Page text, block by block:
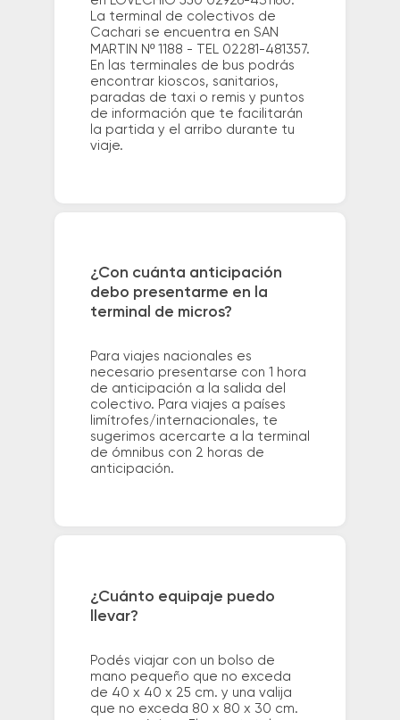
La terminal de colectivos de
Cachari se encuentra en SAN
MARTIN Nº 1188 - TEL 02281-481357.
En las terminales de bus podrás
encontrar kioscos, sanitarios,
paradas de taxi o remis y puntos
de información que te facilitarán
la partida y el arribo durante tu
viaje.
¿Con cuánta anticipación
debo presentarme en la
terminal de micros?
Para viajes nacionales es
necesario presentarse con 1 hora
de anticipación a la salida del
colectivo. Para viajes a países
limítrofes/internacionales, te
sugerimos acercarte a la terminal
de ómnibus con 2 horas de
anticipación.
¿Cuánto equipaje puedo
llevar?
Podés viajar con un bolso de
mano pequeño que no exceda
de 40 x 40 x 25 cm. y una valija
que no exceda 80 x 80 x 30 cm.